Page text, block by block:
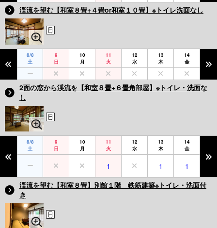
渓流を望む【和室８畳+４畳or和室１０畳】※トイレ洗面なし
8/8
土
9
日
10
月
11
火
12
水
13
木
14
金
2面の窓から渓流を【和室８畳+６畳角部屋】※トイレ・洗面な
し
8/8
土
9
日
10
月
11
火
12
水
13
木
14
金
1 1
1
渓流を望む【和室８畳】別館１階 鉄筋建築※トイレ・洗面付
き